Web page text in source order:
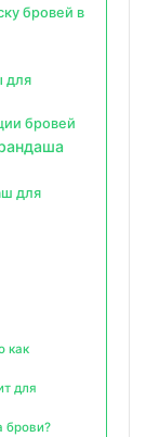
бровей в
для
бровей
для
как
для
брови?